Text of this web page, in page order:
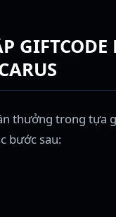
GIFTCODE
thưởng trong tựa
bước sau: